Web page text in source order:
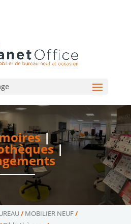
|
|
/MOBILIER NEUF/